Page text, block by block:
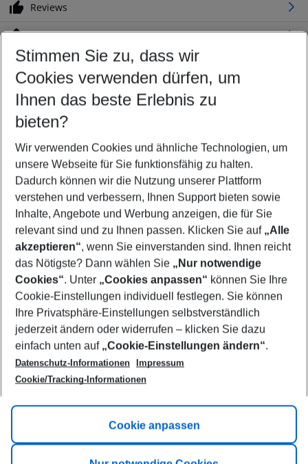
Reviews
Location
Customize your offer
Find the perfect deal which suits your best
Your departure airport
Any airport
Select your date range
10/08/26–08/08/27 5-8 nights
Who will travel
2 adults No children
Show more filter
Footer
Footer navigation
Title A
Link A
Stimmen Sie zu, dass wir
Cookies verwenden dürfen, um
Ihnen das beste Erlebnis zu
bieten?
Wir verwenden Cookies und ähnliche Technologien, um
unsere Webseite für Sie funktionsfähig zu halten.
Dadurch können wir die Nutzung unserer Plattform
verstehen und verbessern, Ihnen Support bieten sowie
Inhalte, Angebote und Werbung anzeigen, die für Sie
relevant sind und zu Ihnen passen. Klicken Sie auf „Alle
akzeptieren“, wenn Sie einverstanden sind. Ihnen reicht
das Nötigste? Dann wählen Sie „Nur notwendige
Cookies“. Unter „Cookies anpassen“ können Sie Ihre
Cookie-Einstellungen individuell festlegen. Sie können
Ihre Privatsphäre-Einstellungen selbstverständlich
jederzeit ändern oder widerrufen – klicken Sie dazu
einfach unten auf „Cookie-Einstellungen ändern“.
Datenschutz-Informationen
Impressum
Cookie/Tracking-Informationen
Cookie anpassen